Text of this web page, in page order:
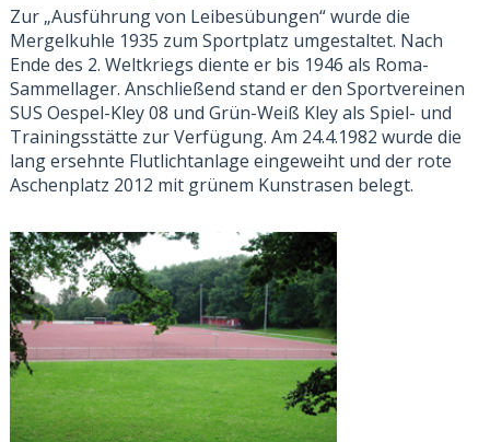
Zur „Ausführung von Leibesübungen“ wurde die
Mergelkuhle 1935 zum Sportplatz umgestaltet. Nach
Ende des 2. Weltkriegs diente er bis 1946 als Roma-
Sammellager. Anschließend stand er den Sportvereinen
SUS Oespel-Kley 08 und Grün-Weiß Kley als Spiel- und
Trainingsstätte zur Verfügung. Am 24.4.1982 wurde die
lang ersehnte Flutlichtanlage eingeweihtund der rote
Aschenplatz 2012 mit grünem Kunstrasen belegt.